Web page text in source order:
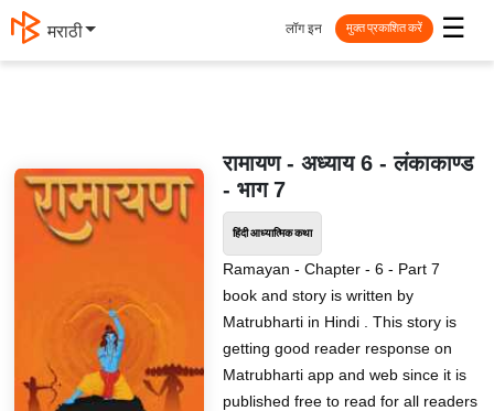
मराठी ☰
लॉग इन मुक्त प्रकाशित करें
रामायण - अध्याय 6 - लंकाकाण्ड
- भाग 7
हिंदी आध्यात्मिक कथा
Ramayan - Chapter - 6 - Part 7
book and story is written by
Matrubharti in Hindi . This story is
getting good reader response on
Matrubharti app and web since it is
published free to read for all readers